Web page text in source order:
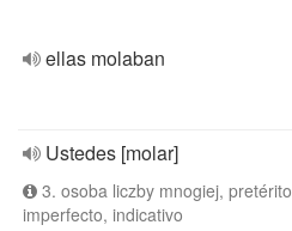
ellas molaban
Ustedes [molar]
3. osoba liczby mnogiej, pretérito
imperfecto, indicativo